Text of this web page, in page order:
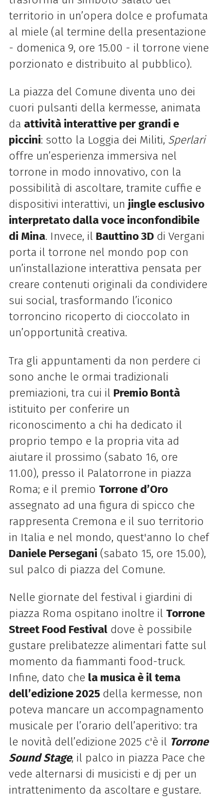
territorio in un’opera dolce e profumata
al miele (al termine della presentazione
- domenica 9, ore 15.00 - il torrone viene
porzionato e distribuito al pubblico).
La piazza del Comune diventa uno dei
cuori pulsanti della kermesse, animata
da attività interattive per grandi e
piccini: sotto la Loggia dei Militi, Sperlari
offre un’esperienza immersiva nel
torrone in modo innovativo, con la
possibilità di ascoltare, tramite cuffie e
dispositivi interattivi, un jingle esclusivo
interpretato dalla voce inconfondibile
di Mina. Invece, il Bauttino 3Ddi Vergani
porta il torrone nel mondo pop con
un’installazione interattiva pensata per
creare contenuti originali da condividere
sui social, trasformando l’iconico
torroncino ricoperto di cioccolato in
un’opportunità creativa.
Tra gli appuntamenti da non perdere ci
sono anche le ormai tradizionali
premiazioni, tra cui il Premio Bontà
istituito per conferire un
riconoscimento a chi ha dedicato il
proprio tempo e la propria vita ad
aiutare il prossimo (sabato 16, ore
11.00), presso il Palatorrone in piazza
Roma; e il premio Torrone d’Oro
assegnato ad una figura di spicco che
rappresenta Cremona e il suo territorio
in Italia e nel mondo, quest'anno lo chef
Daniele Persegani (sabato 15, ore 15.00),
sul palco di piazza del Comune.
Nelle giornate del festival i giardini di
piazza Roma ospitano inoltre il Torrone
Street Food Festivaldove è possibile
gustare prelibatezze alimentari fatte sul
momento da fiammanti food-truck.
Infine, dato che la musica è il tema
dell’edizione 2025 della kermesse, non
poteva mancare un accompagnamento
musicale per l’orario dell’aperitivo: tra
le novità dell’edizione 2025 c'è il Torrone
Sound Stage, il palco in piazza Pace che
vede alternarsi di musicisti e dj per un
intrattenimento da ascoltare e gustare.